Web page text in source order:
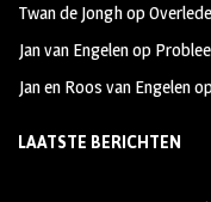
Twan de Jonghop
Jan van Engelenop
Jan en Roos van Engelen
LAATSTE BERICHTEN